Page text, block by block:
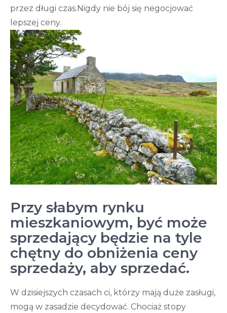
przez długi czas.Nigdy nie bój się negocjować
lepszej ceny.
Przy słabym rynku
mieszkaniowym, być może
sprzedający będzie na tyle
chętny do obniżenia ceny
sprzedaży, aby sprzedać.
W dzisiejszych czasach ci, którzy mają duże zasługi,
mogą w zasadzie decydować. Chociaż stopy